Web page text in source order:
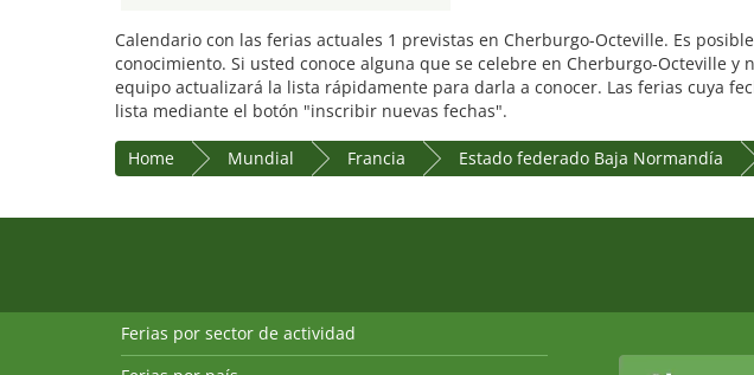
Calendario con las ferias actuales 1 previstas en Cherburgo-Octeville. Es
conocimiento. Si usted conoce alguna que se celebre en Cherburgo-Octeville
equipo actualizará la lista rápidamente para darla a conocer. Las ferias cuya
lista mediante el botón "inscribir nuevas fechas".
Home Mundial Francia Estado federado Baja Normandía
Ferias por sector de actividad